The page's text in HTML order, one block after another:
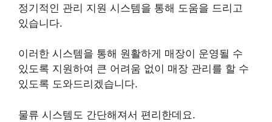
정기적인 관리 지원 시스템을 통해 도움을 드리고
있습니다.
이러한 시스템을 통해 원활하게 매장이 운영될 수
있도록 지원하여 큰 어려움 없이 매장 관리를 할 수
있도록 도와드리겠습니다.
물류 시스템도 간단해져서 편리한데요.